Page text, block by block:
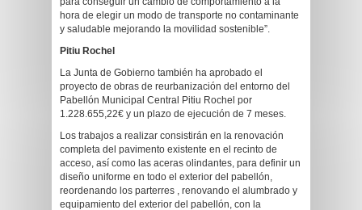
hora de elegir un modo de transporte no contaminante
y saludable mejorando la movilidad sostenible”.
Pitiu Rochel
La Junta de Gobierno también ha aprobado el
proyecto de obras de reurbanización del entorno del
Pabellón Municipal Central Pitiu Rochel por
1.228.655,22€ y un plazo de ejecución de 7 meses.
Los trabajos a realizar consistirán en la renovación
completa del pavimento existente en el recinto de
acceso, así como las aceras olindantes, para definir un
diseño uniforme en todo el exterior del pabellón,
reordenando los parterres , renovando el alumbrado y
equipamiento del exterior del pabellón, con la